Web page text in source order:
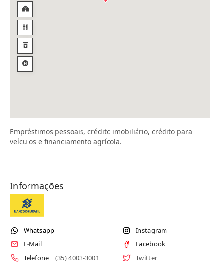
Empréstimos pessoais, crédito imobiliário, crédito para
veículos e financiamento agrícola.
Informações
Whatsapp
E-Mail
Telefone
(35) 4003-3001
Instagram
Facebook
Twitter